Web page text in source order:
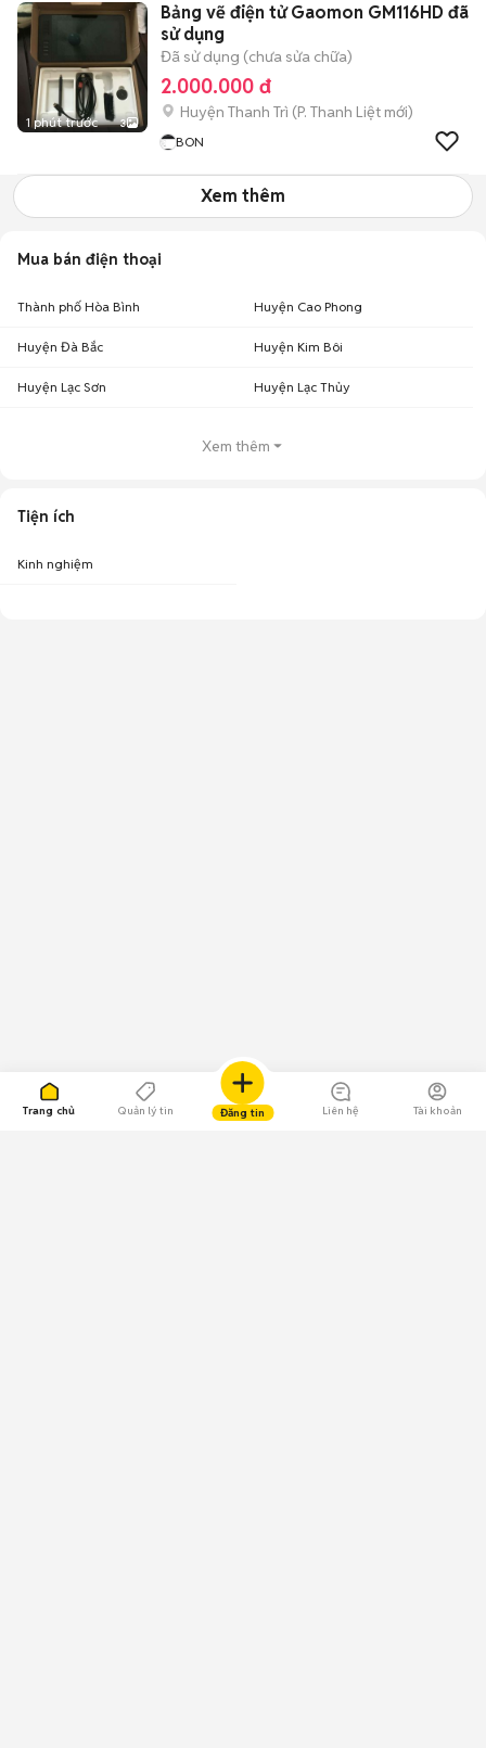
Trang chủ Quản lý tin Đăng tin Liên hệ Tài khoản
1 phút trước 3
Bảng vẽ điện tử Gaomon GM116HD đã
sử dụng
Đã sử dụng (chưa sửa chữa)
2.000.000 đ
Huyện Thanh Trì (P. Thanh Liệt mới)
BON
Xem thêm
Mua bán điện thoại
Thành phố Hòa Bình Huyện Cao Phong
Huyện Đà Bắc Huyện Kim Bôi
Huyện Lạc Sơn Huyện Lạc Thủy
Xem thêm
Tiện ích
Kinh nghiệm